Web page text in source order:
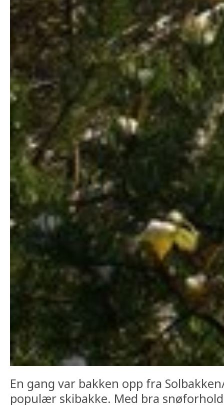
En gang var bakken opp fra
populær skibakke. Med bra